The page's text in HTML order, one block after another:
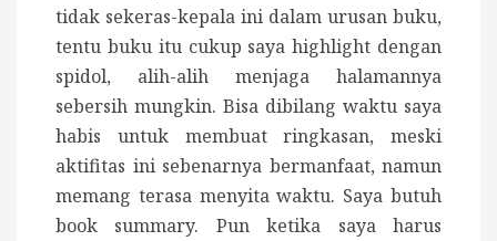
tidak sekeras-kepala ini dalam urusan buku,
tentu buku itu cukup saya highlight dengan
spidol, alih-alih menjaga halamannya
sebersih mungkin. Bisa dibilang waktu saya
habis untuk membuat ringkasan, meski
aktifitas ini sebenarnya bermanfaat, namun
memang terasa menyita waktu. Saya butuh
book summary. Pun ketika saya harus